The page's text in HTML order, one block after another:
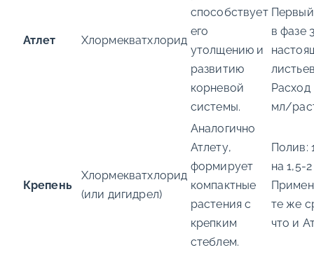
Атлет Хлормекватхлорид
способствует
его
утолщению и
развитию
корневой
системы.
в фазе
Расход
мл/
Крепень
Хлормекватхлорид
(или дигидрел)
Аналогично
Атлету,
формирует
компактные
растения с
крепким
стеблем.
Полив:
на 1,5-
те же
что и